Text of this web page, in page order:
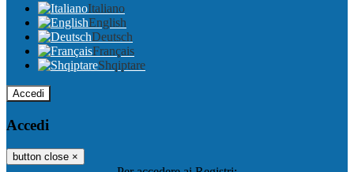
Italiano
English
Deutsch
Français
Shqiptare
Accedi
Accedi
button close ×